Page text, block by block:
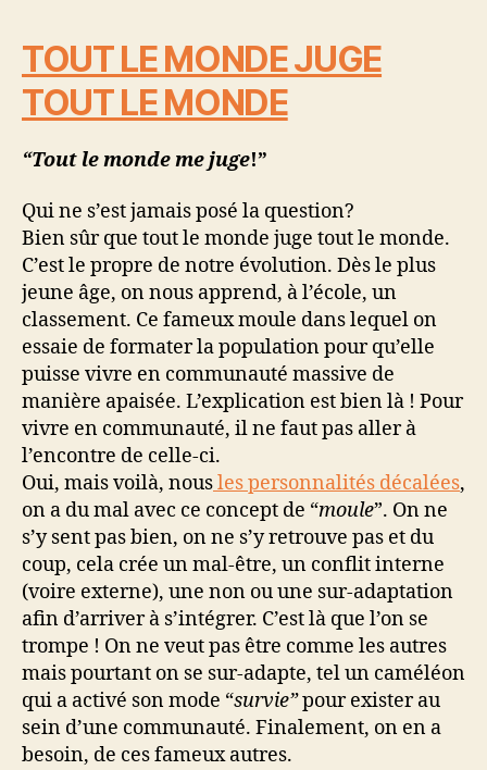
TOUT LE MONDE JUGE
TOUT LE MONDE
“Tout le mondeme juge!”
Qui ne s’est jamais posé la question?
Bien sûr que tout le monde juge tout le monde.
C’est le propre de notre évolution. Dès le plus
jeune âge, on nous apprend, à l’école, un
classement. Ce fameux moule dans lequel on
essaie de formater la population pour qu’elle
puisse vivre en communauté massive de
manière apaisée. L’explication est bien là ! Pour
vivre en communauté, il ne faut pas aller à
l’encontre de celle-ci.
Oui, mais voilà, nousles personnalités décalées,
on a du mal avec ce concept de “moule”. On ne
s’y sent pas bien, on ne s’y retrouve pas et du
coup, cela crée un mal-être, un conflit interne
(voire externe), une non ou une sur-adaptation
afin d’arriver à s’intégrer. C’est là que l’on se
trompe ! On ne veut pas être comme les autres
mais pourtant on se sur-adapte, tel un caméléon
qui a activé son mode “survie”pour exister au
sein d’une communauté. Finalement, on en a
besoin, de ces fameux autres.